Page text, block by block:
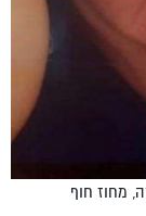
מחוז חוף